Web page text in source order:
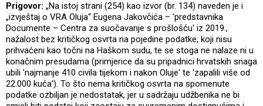
Prigovor: „Na istoj strani (254) kao izvor (br. 134) naveden je i
„izvještaj o VRA Oluja“ Eugena Jakovčića – 'predstavnika
Documente – Centra za suočavanje s prošlošću' iz 2019.,
nažalost bez kritičkog osvrta na pojedine podatke, koji nisu
prihvaćeni kao točni na Haškom sudu, te se stoga ne nalaze ni u
konačnim presudama (primjerice da su pripadnici hrvatskih snaga
ubili 'najmanje 410 civila tijekom i nakon Oluje' te 'zapalili više od
22.000 kuća'). To što nema kritičkog osvrta na spomenute
podatke ozbiljan je nedostatak, jer u sadržaju udžbenika ne bi